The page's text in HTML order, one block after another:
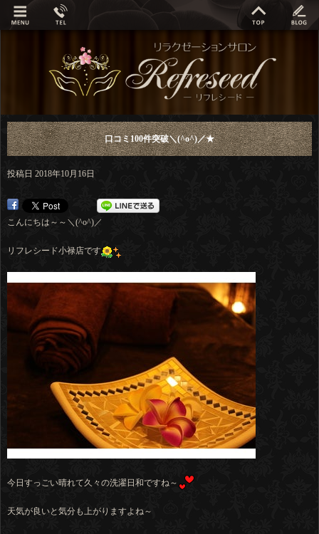
口コミ100件突破＼(^o^)／★
投稿日 2018年10月16日
こんにちは～～＼(^o^)／
リフレシード小禄店です
今日すっごい晴れて久々の洗濯日和ですね～
天気が良いと気分も上がりますよね～